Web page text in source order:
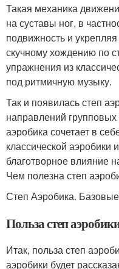
Такая механика
на суставы ног, в
подвижность и
скучному хождению по
упражнения из
под ритмичную музыку.
Так и появилась степ
направлений
аэробика сочетает в
классической
благотворное влияние
Чем полезна степ
Степ Аэробика.
Польза степ
Итак, польза степ
аэробики будет